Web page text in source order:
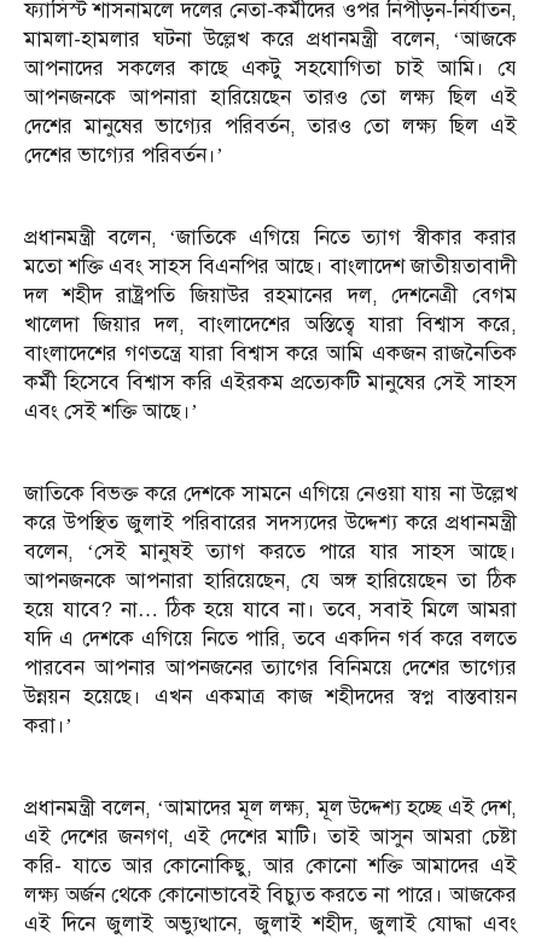
ফ্যাসিস্ট শাসনামলে দলের নেতা-কর্মীদের ওপর নিপীড়ন-নির্যাতন,
মামলা-হামলার ঘটনা উল্লেখ করে প্রধানমন্ত্রী বলেন, ‘আজকে
আপনাদের সকলের কাছে একটু সহযোগিতা চাই আমি। যে
আপনজনকে আপনারা হারিয়েছেন তারও তো লক্ষ্য ছিল এই
দেশের মানুষের ভাগ্যের পরিবর্তন, তারও তো লক্ষ্য ছিল এই
দেশের ভাগ্যের পরিবর্তন।’
প্রধানমন্ত্রী বলেন, ‘জাতিকে এগিয়ে নিতে ত্যাগ স্বীকার করার
মতো শক্তি এবং সাহস বিএনপির আছে। বাংলাদেশ জাতীয়তাবাদী
দল শহীদ রাষ্ট্রপতি জিয়াউর রহমানের দল, দেশনেত্রী বেগম
খালেদা জিয়ার দল, বাংলাদেশের অস্তিত্বে যারা বিশ্বাস করে,
বাংলাদেশের গণতন্ত্রে যারা বিশ্বাস করে আমি একজন রাজনৈতিক
কর্মী হিসেবে বিশ্বাস করি এইরকম প্রত্যেকটি মানুষের সেই সাহস
এবং সেই শক্তি আছে।’
জাতিকে বিভক্ত করে দেশকে সামনে এগিয়ে নেওয়া যায় না উল্লেখ
করে উপস্থিত জুলাই পরিবারের সদস্যদের উদ্দেশ্য করে প্রধানমন্ত্রী
বলেন, ‘সেই মানুষই ত্যাগ করতে পারে যার সাহস আছে।
আপনজনকে আপনারা হারিয়েছেন, যে অঙ্গ হারিয়েছেন তা ঠিক
হয়ে যাবে? না… ঠিক হয়ে যাবে না। তবে, সবাই মিলে আমরা
যদি এ দেশকে এগিয়ে নিতে পারি, তবে একদিন গর্ব করে বলতে
পারবেন আপনার আপনজনের ত্যাগের বিনিময়ে দেশের ভাগ্যের
উন্নয়ন হয়েছে। এখন একমাত্র কাজ শহীদদের স্বপ্ন বাস্তবায়ন
করা।’
প্রধানমন্ত্রী বলেন, ‘আমাদের মূল লক্ষ্য, মূল উদ্দেশ্য হচ্ছে এই দেশ,
এই দেশের জনগণ, এই দেশের মাটি। তাই আসুন আমরা চেষ্টা
করি- যাতে আর কোনোকিছু, আর কোনো শক্তি আমাদের এই
লক্ষ্য অর্জন থেকে কোনোভাবেই বিচ্যুত করতে না পারে। আজকের
এই দিনে জুলাই অভ্যুত্থানে, জুলাই শহীদ, জুলাই যোদ্ধা এবং